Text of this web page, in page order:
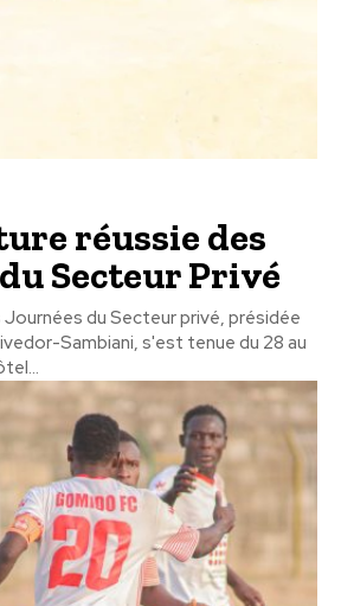
réussie des
Secteur Privé
du Secteur privé, présidée
Sambiani, s'est tenue du 28 au